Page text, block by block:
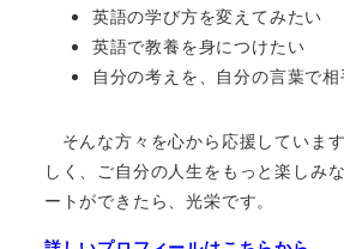
英語の学び方を変えてみたい
英語で教養を身につけたい
自分の考えを、自分の言葉で
そんな方々を心から応援していま
しく、ご自分の人生をもっと楽しみ
ートができたら、光栄です。